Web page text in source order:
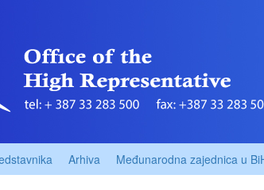
Arhiva Međunarodna zajednica u